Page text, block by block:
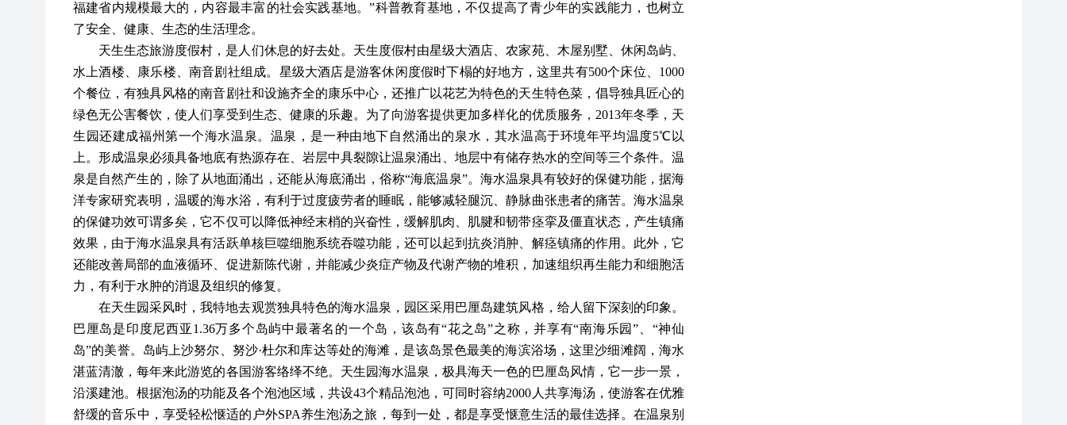
福建省内规模最大的，内容最丰富的社会实践基地。”科普教育基地，不仅提高了青少年的实践能力，也树立
了安全、健康、生态的生活理念。
天生生态旅游度假村，是人们休息的好去处。天生度假村由星级大酒店、农家苑、木屋别墅、休闲岛屿、
水上酒楼、康乐楼、南音剧社组成。星级大酒店是游客休闲度假时下榻的好地方，这里共有500个床位、1000
个餐位，有独具风格的南音剧社和设施齐全的康乐中心，还推广以花艺为特色的天生特色菜，倡导独具匠心的
绿色无公害餐饮，使人们享受到生态、健康的乐趣。为了向游客提供更加多样化的优质服务，2013年冬季，天
生园还建成福州第一个海水温泉。温泉，是一种由地下自然涌出的泉水，其水温高于环境年平均温度5℃以
上。形成温泉必须具备地底有热源存在、岩层中具裂隙让温泉涌出、地层中有储存热水的空间等三个条件。温
泉是自然产生的，除了从地面涌出，还能从海底涌出，俗称“海底温泉”。海水温泉具有较好的保健功能，据海
洋专家研究表明，温暖的海水浴，有利于过度疲劳者的睡眠，能够减轻腿沉、静脉曲张患者的痛苦。海水温泉
的保健功效可谓多矣，它不仅可以降低神经末梢的兴奋性，缓解肌肉、肌腱和韧带痉挛及僵直状态，产生镇痛
效果，由于海水温泉具有活跃单核巨噬细胞系统吞噬功能，还可以起到抗炎消肿、解痉镇痛的作用。此外，它
还能改善局部的血液循环、促进新陈代谢，并能减少炎症产物及代谢产物的堆积，加速组织再生能力和细胞活
力，有利于水肿的消退及组织的修复。
在天生园采风时，我特地去观赏独具特色的海水温泉，园区采用巴厘岛建筑风格，给人留下深刻的印象。
巴厘岛是印度尼西亚 1.36万多个岛屿中最著名的一个岛，该岛有“花之岛”之称，并享有“南海乐园”、“神仙
岛”的美誉。岛屿上沙努尔、努沙·杜尔和库达等处的海滩，是该岛景色最美的海滨浴场，这里沙细滩阔，海水
湛蓝清澈，每年来此游览的各国游客络绎不绝。天生园海水温泉，极具海天一色的巴厘岛风情，它一步一景，
沿溪建池。根据泡汤的功能及各个泡池区域，共设43个精品泡池，可同时容纳2000人共享海汤，使游客在优雅
舒缓的音乐中，享受轻松惬适的户外SPA养生泡汤之旅，每到一处，都是享受惬意生活的最佳选择。在温泉别